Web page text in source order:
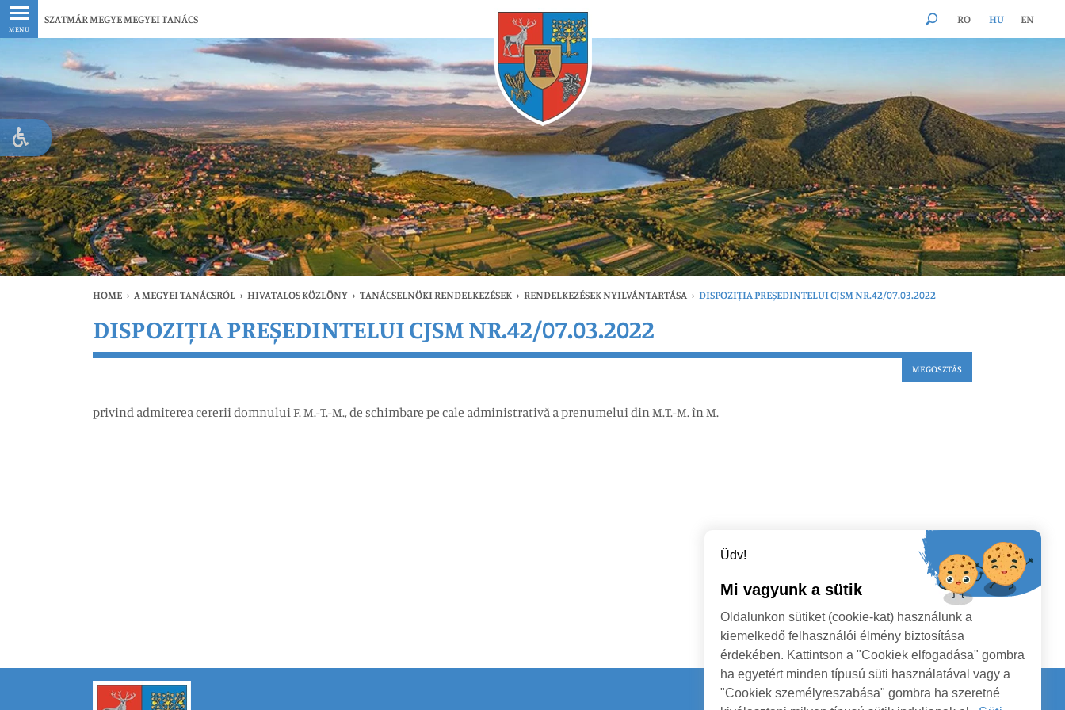
MENU
SZATMÁR MEGYE MEGYEI TANÁCS RO HU EN
HOME › A MEGYEI TANÁCSRÓL › HIVATALOS KÖZLÖNY › TANÁCSELNÖKI RENDELKEZÉSEK › RENDELKEZÉSEK NYILVÁNTARTÁSA › DISPOZIȚIA PREȘEDINTELUI CJSM NR.42/07.03.2022
DISPOZIȚIA PREȘEDINTELUI CJSM NR.42/07.03.2022
MEGOSZTÁS
privind admiterea cererii domnului F. M.-T.-M., de schimbare pe cale administrativă a prenumelui din M.T.-M. în M.
Üdv!
Mi vagyunk a sütik
Oldalunkon sütiket (cookie-kat) használunk a
kiemelkedő felhasználói élmény biztosítása
érdekében. Kattintson a "Cookiek elfogadása" gombra
ha egyetért minden típusú süti használatával vagy a
"Cookiek személyreszabása" gombra ha szeretné